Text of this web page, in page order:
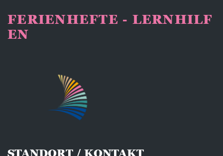
FERIENHEFTE - LERNHILF
EN